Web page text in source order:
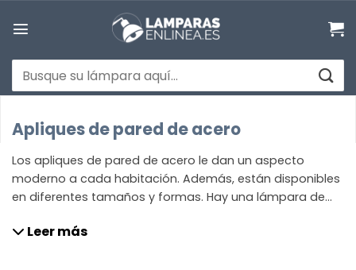
Buscar
por:
Apliques de pared de acero
Los apliques de pared de acero le dan un aspecto
moderno a cada habitación. Además, están disponibles
en diferentes tamaños y formas. Hay una lámpara de
colocarlos? Iluminando el recibidor, como lámpara de
Leer más